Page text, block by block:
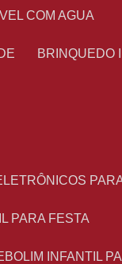
COM AGUA
PARA FESTA
INFANTIL